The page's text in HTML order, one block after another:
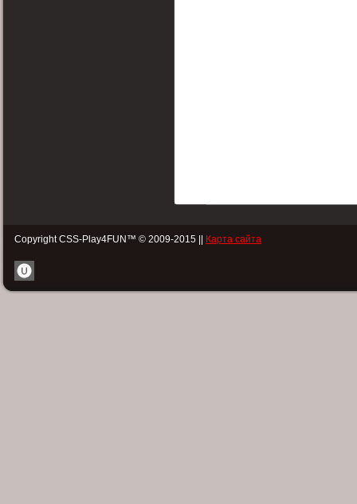
Copyright CSS-Play4FUN™ © 2009-2015 || Карта сайта